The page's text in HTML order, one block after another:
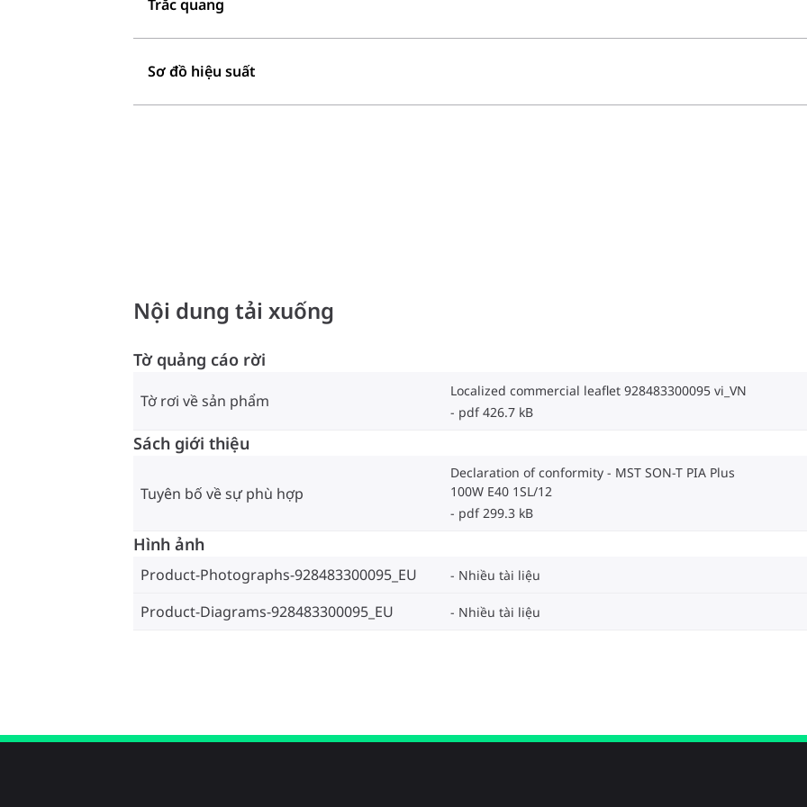
Trắc quang
Sơ đồ hiệu suất
Nội dung tải xuống
Tờ quảng cáo rời
Tờ rơi về sản phẩm
Localized commercial leaflet 928483300095 vi_VN
pdf 426.7 kB
Sách giới thiệu
Tuyên bố về sự phù hợp
Declaration of conformity - MST SON-T PIA Plus
100W E40 1SL/12
pdf 299.3 kB
Hình ảnh
Product-Photographs-928483300095_EU Nhiều tài liệu
Product-Diagrams-928483300095_EU Nhiều tài liệu